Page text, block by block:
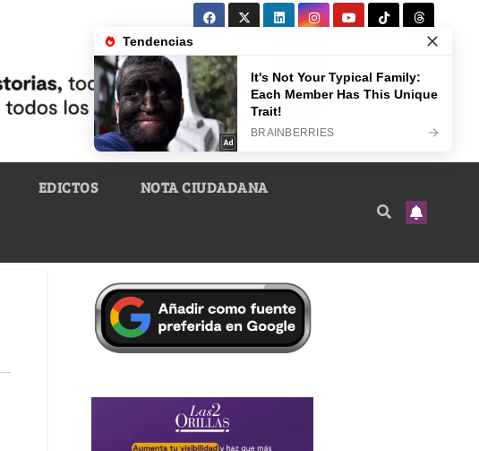
EDICTOS NOTA CIUDADANA